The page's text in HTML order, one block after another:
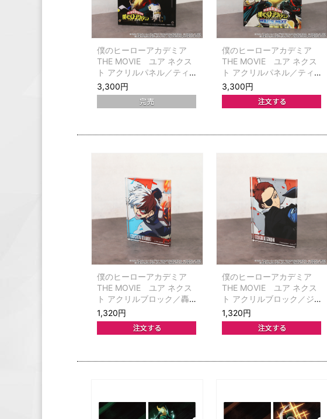
僕のヒーローアカデミア
THE MOVIE ユア ネクス
ト アクリルパネル／ティ
ザービジュアル 第1弾
3,300円
僕のヒーローアカデミア
THE MOVIE ユア ネクス
ト アクリルパネル／ティ
ザービジュアル 第2弾
3,300円
僕のヒーローアカデミア
THE MOVIE ユア ネクス
ト アクリルブロック／轟
焦凍
1,320円
僕のヒーローアカデミア
THE MOVIE ユア ネクス
ト アクリルブロック／ジ
ュリオ・ガンディーニ
1,320円